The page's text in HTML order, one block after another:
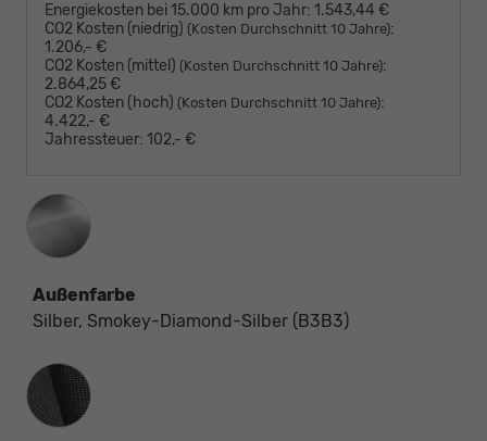
Energiekosten bei 15.000 km pro Jahr: 1.543,44 €
CO2 Kosten (niedrig) (Kosten Durchschnitt 10 Jahre):
1.206,- €
CO2 Kosten (mittel) (Kosten Durchschnitt 10 Jahre):
2.864,25 €
CO2 Kosten (hoch) (Kosten Durchschnitt 10 Jahre):
4.422,- €
Jahressteuer: 102,- €
Außenfarbe
Silber, Smokey-Diamond-Silber (B3B3)
Innenausstattung